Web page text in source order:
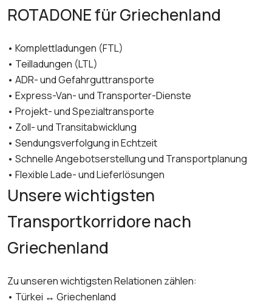
ROTADONE für Griechenland
• Komplettladungen (FTL)
• Teilladungen (LTL)
• ADR- und Gefahrguttransporte
• Express-Van- und Transporter-Dienste
• Projekt- und Spezialtransporte
• Zoll- und Transitabwicklung
• Sendungsverfolgung in Echtzeit
• Schnelle Angebotserstellung und Transportplanung
• Flexible Lade- und Lieferlösungen
Unsere wichtigsten
Transportkorridore nach
Griechenland
Zu unseren wichtigsten Relationen zählen:
• Türkei ↔ Griechenland